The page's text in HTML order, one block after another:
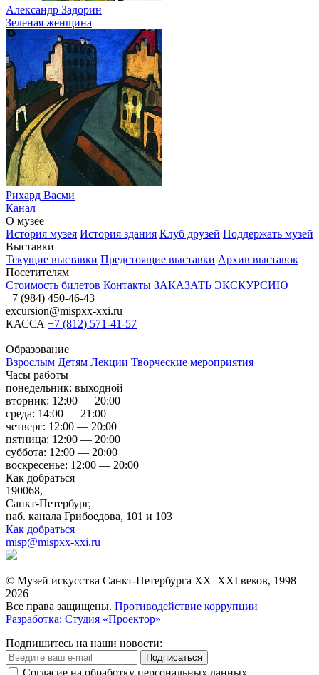
Александр Задорин
Зеленая женщина
Рихард Васми
Канал
О музее
История музея История здания Клуб друзей Поддержать музей
Выставки
Текущие выставки Предстоящие выставки Архив выставок
Посетителям
Стоимость билетов Контакты ЗАКАЗАТЬ ЭКСКУРСИЮ
+7 (984) 450-46-43
excursion@mispxx-xxi.ru
КАССА +7 (812) 571-41-57
Образование
Взрослым Детям Лекции Творческие мероприятия
Часы работы
понедельник: выходной
вторник: 12:00 — 20:00
среда: 14:00 — 21:00
четверг: 12:00 — 20:00
пятница: 12:00 — 20:00
суббота: 12:00 — 20:00
воскресенье: 12:00 — 20:00
Как добраться
190068,
Санкт-Петербург,
наб. канала Грибоедова, 101 и 103
Как добраться
misp@mispxx-xxi.ru
© Музей искусства Санкт-Петербурга XX–XXI веков, 1998 –
2026
Все права защищены. Противодействие коррупции
Разработка: Студия «Проектор»
Подпишитесь на наши новости:
Подписаться
Согласие на обработку персональных данных